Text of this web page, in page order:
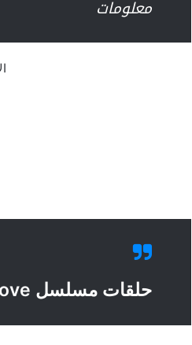
معلومات
حلقات مسلسل Time Teaches Me to Love